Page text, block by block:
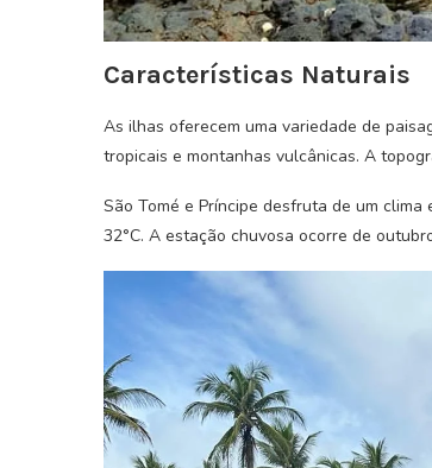
Características Naturais
As ilhas oferecem uma variedade de
tropicais e montanhas vulcânicas. A
São Tomé e Príncipe desfruta de um
32°C. A estação chuvosa ocorre de